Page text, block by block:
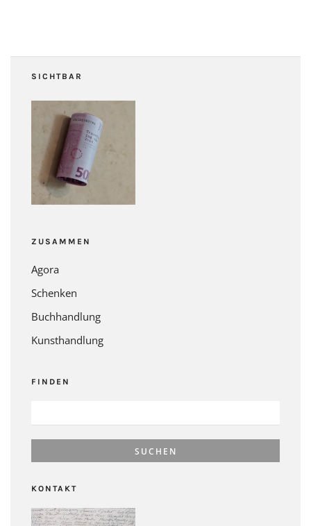
SICHTBAR
ZUSAMMEN
Agora
Schenken
Buchhandlung
Kunsthandlung
FINDEN
NACH:
KONTAKT